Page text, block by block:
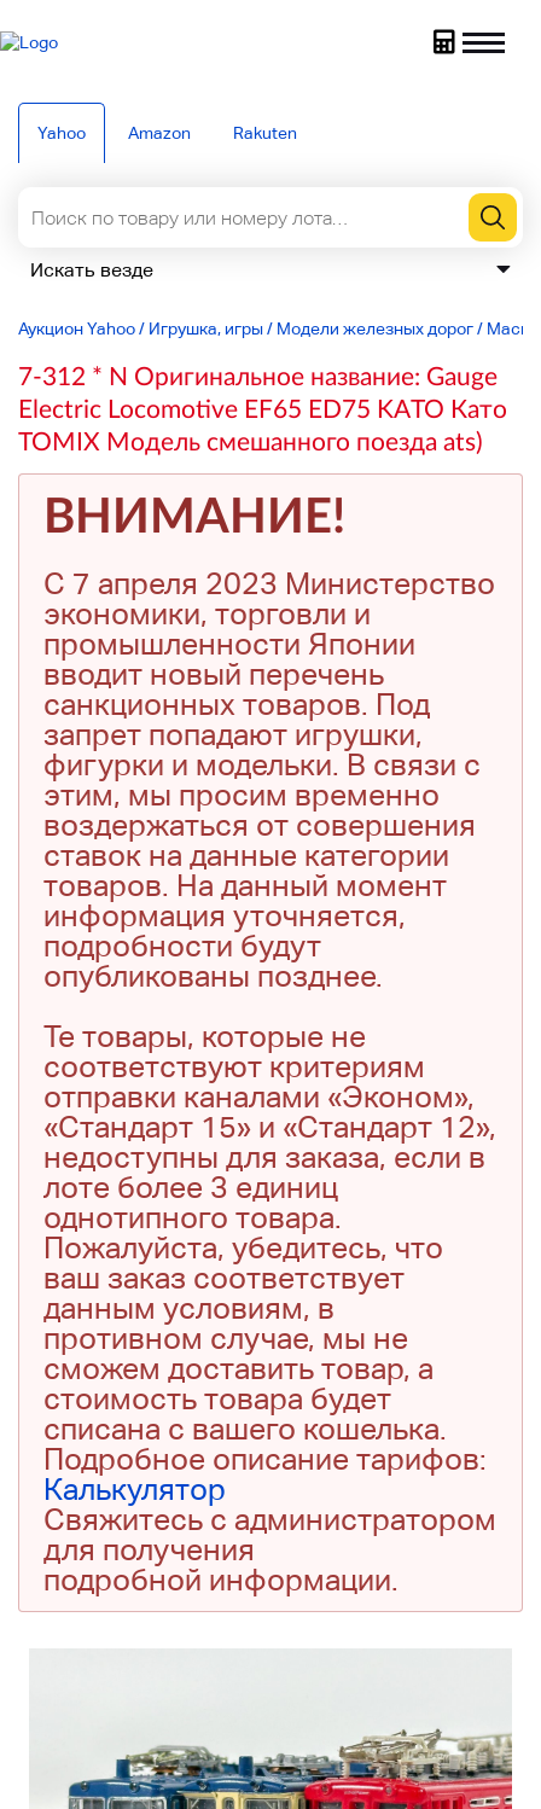
Yahoo Amazon Rakuten
Аукцион Yahoo/ Игрушка, игры/ Модели железных дорог/
7-312 * N Оригинальное название: Gauge
Electric Locomotive EF65 ED75 KATO Като
TOMIX Модель смешанного поезда ats)
ВНИМАНИЕ!
С 7 апреля 2023 Министерство
экономики, торговли и
промышленности Японии
вводит новый перечень
санкционных товаров. Под
запрет попадают игрушки,
фигурки и модельки. В связи с
этим, мы просим временно
воздержаться от совершения
ставок на данные категории
товаров. На данный момент
информация уточняется,
подробности будут
опубликованы позднее.
Те товары, которые не
соответствуют критериям
отправки каналами «Эконом»,
«Стандарт 15» и «Стандарт 12»,
недоступны для заказа, если в
лоте более 3 единиц
однотипного товара.
Пожалуйста, убедитесь, что
ваш заказ соответствует
данным условиям, в
противном случае, мы не
сможем доставить товар, а
стоимость товара будет
списана с вашего кошелька.
Подробное описание тарифов:
Калькулятор
Свяжитесь с администратором
для получения
подробной информации.